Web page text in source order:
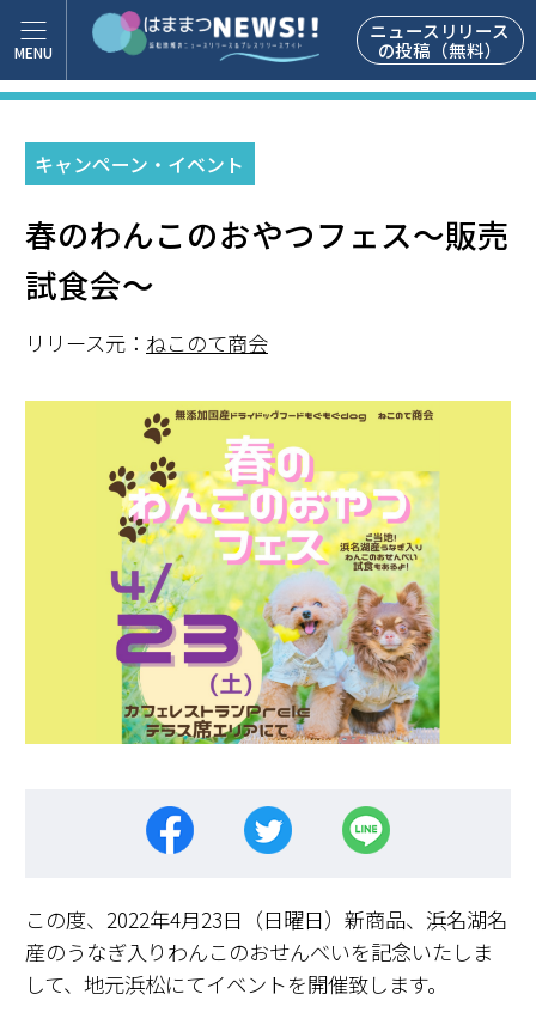
ニュースリリース
の投稿（無料）
キャンペーン・イベント
春のわんこのおやつフェス〜販売
試食会〜
リリース元： ねこのて商会
この度、2022年4月23日（日曜日）新商品、浜名湖名
産のうなぎ入りわんこのおせんべいを記念いたしま
して、地元浜松にてイベントを開催致します。